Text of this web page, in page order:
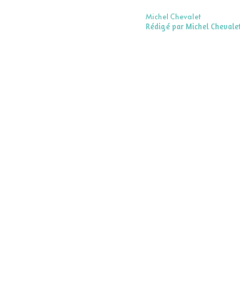
Michel Chevalet
Rédigé par Michel